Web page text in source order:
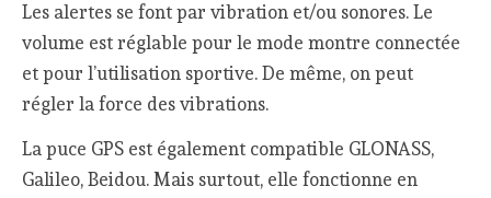
Les alertes se font par vibration et/ou sonores. Le
volume est réglable pour le mode montre connectée
et pour l’utilisation sportive. De même, on peut
régler la force des vibrations.
La puce GPS est également compatible GLONASS,
Galileo, Beidou. Mais surtout, elle fonctionne en